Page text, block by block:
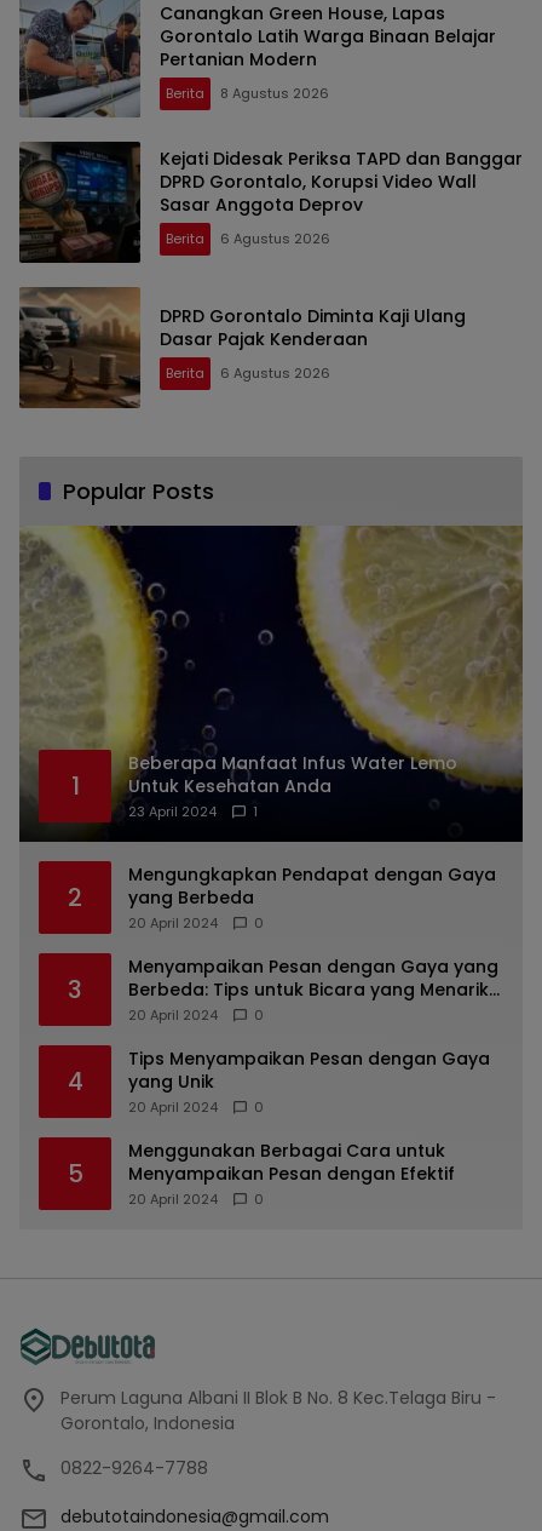
Canangkan Green House, Lapas
Gorontalo Latih Warga Binaan Belajar
Pertanian Modern
Berita 8 Agustus 2026
Kejati Didesak Periksa TAPD dan Banggar
DPRD Gorontalo, Korupsi Video Wall
Sasar Anggota Deprov
Berita 6 Agustus 2026
DPRD Gorontalo Diminta Kaji Ulang
Dasar Pajak Kenderaan
Berita 6 Agustus 2026
Popular Posts
1
Beberapa Manfaat Infus Water Lemo
Untuk Kesehatan Anda
23 April 2024 1
2
Mengungkapkan Pendapat dengan Gaya
yang Berbeda
20 April 2024 0
3
Menyampaikan Pesan dengan Gaya yang
Berbeda: Tips untuk Bicara yang Menarik
dan Unik
20 April 2024 0
4
Tips Menyampaikan Pesan dengan Gaya
yang Unik
20 April 2024 0
5
Menggunakan Berbagai Cara untuk
Menyampaikan Pesan dengan Efektif
20 April 2024 0
Perum Laguna Albani II Blok B No. 8 Kec.Telaga Biru -
Gorontalo, Indonesia
0822-9264-7788
debutotaindonesia@gmail.com